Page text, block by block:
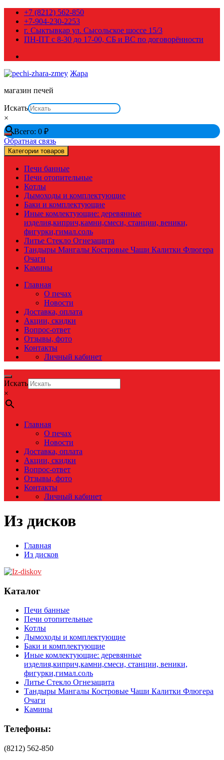
Перейти
содержимому
+7 (8212) 562-850
+7-904-230-2253
г. Сыктывкар ул. Сысольское шоссе 15/3
ПН-ПТ с 8-30 до 17-00, СБ и ВС по договорённости
Жара
магазин печей
Искать
×
Всего: 0 ₽
Обратная связь
Категории товаров
Печи банные
Печи отопительные
Котлы
Дымоходы и комплектующие
Баки и комплектующие
Иные комлектующие: деревянные
изделия,киприч,камни,смеси, станции, веники,
фигурки,гимал.соль
Литье Стекло Огнезащита
Тандыры Мангалы Костровые Чаши Калитки Флюгера
Очаги
Камины
Главная
О печах
Новости
Доставка, оплата
Акции, скидки
Вопрос-ответ
Отзывы, фото
Контакты
Личный кабинет
Искать
×
Главная
О печах
Новости
Доставка, оплата
Акции, скидки
Вопрос-ответ
Отзывы, фото
Контакты
Личный кабинет
Из дисков
Главная
Из дисков
Каталог
Печи банные
Печи отопительные
Котлы
Дымоходы и комплектующие
Баки и комплектующие
Иные комлектующие: деревянные
изделия,киприч,камни,смеси, станции, веники,
фигурки,гимал.соль
Литье Стекло Огнезащита
Тандыры Мангалы Костровые Чаши Калитки Флюгера
Очаги
Камины
Телефоны:
(8212) 562-850